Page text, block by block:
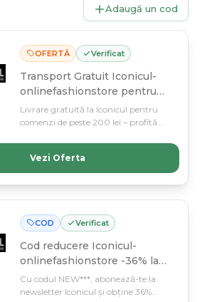
Adaugă un cod
OFERTĂ Verificat
Transport Gratuit Iconicul-
onlinefashionstore pentru
comenzi de min. 200 lei
Livrare gratuită la Iconicul pentru
comenzi de peste 200 lei – profită
comision redus la 10%.
Vezi Oferta
COD Verificat
Cod reducere Iconicul-
onlinefashionstore -36% la
abonare newsletter
Cu codul NEW***, abonează-te la
newsletter Iconicul și obține 36%